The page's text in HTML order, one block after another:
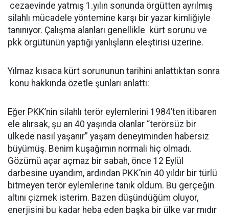
cezaevinde yatmış 1.yılın sonunda örgütten ayrılmış
silahlı mücadele yöntemine karşı bir yazar kimliğiyle
tanınıyor. Çalışma alanları genellikle kürt sorunu ve
pkk örgütünün yaptığı yanlışların eleştirisi üzerine.
Yılmaz kısaca kürt sorununun tarihini anlattıktan sonra
konu hakkında özetle şunları anlattı:
Eğer PKK’nin silahlı terör eylemlerini 1984’ten itibaren
ele alırsak, şu an 40 yaşında olanlar “terörsüz bir
ülkede nasıl yaşanır” yaşam deneyiminden habersiz
büyümüş. Benim kuşağımın normali hiç olmadı.
Gözümü açar açmaz bir sabah, önce 12 Eylül
darbesine uyandım, ardından PKK’nin 40 yıldır bir türlü
bitmeyen terör eylemlerine tanık oldum. Bu gerçeğin
altını çizmek isterim. Bazen düşündüğüm oluyor,
enerjisini bu kadar heba eden başka bir ülke var mıdır